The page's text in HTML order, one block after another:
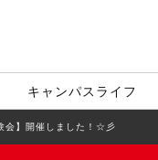
キャンパスライフ
会】開催しました！☆彡